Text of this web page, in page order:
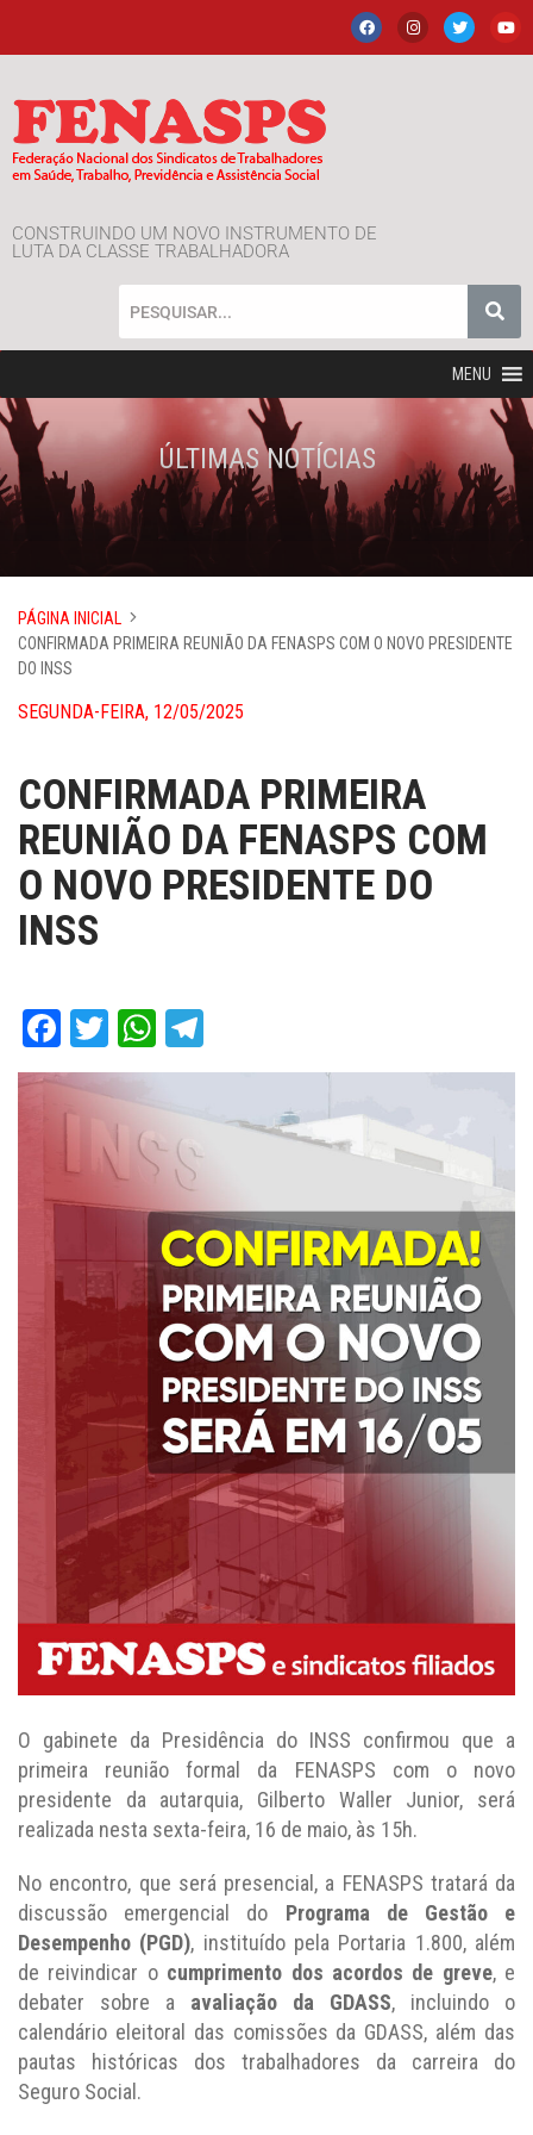
CONSTRUINDO UM NOVO INSTRUMENTO DE
LUTA DA CLASSE TRABALHADORA
MENU
ÚLTIMAS NOTÍCIAS
PÁGINA INICIAL
CONFIRMADA PRIMEIRA REUNIÃO DA FENASPS COM O NOVO PRESIDENTE
DO INSS
SEGUNDA-FEIRA, 12/05/2025
CONFIRMADA PRIMEIRA
REUNIÃO DA FENASPS COM
O NOVO PRESIDENTE DO
INSS
Facebook
TwitterWhatsApp
O gabinete da Presidência do INSS confirmou que a
primeira reunião formal da FENASPS com o novo
presidente da autarquia, Gilberto Waller Junior, será
realizada nesta sexta-feira, 16 de maio, às 15h.
No encontro, que será presencial, a FENASPS tratará da
discussão emergencial do Programa de Gestão e
Desempenho (PGD), instituído pela Portaria 1.800, além
de reivindicar o cumprimento dos acordos de greve, e
debater sobre a avaliação da GDASS, incluindo o
calendário eleitoral das comissões da GDASS, além das
pautas históricas dos trabalhadores da carreira do
Seguro Social.